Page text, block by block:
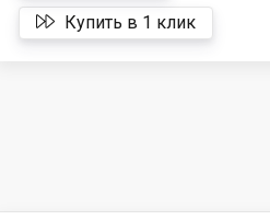
Купить в 1 клик